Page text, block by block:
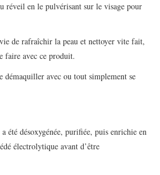
réveil en le pulvérisant sur le visage pour
de rafraîchir la peau et nettoyer vite fait,
faire avec ce produit.
démaquiller avec ou tout simplement se
été désoxygénée, purifiée, puis enrichie en
électrolytique avant d’être